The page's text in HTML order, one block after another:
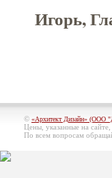
Игорь,
© «Архитект Дизайн» (ООО
Цены, указанные на
По всем вопросам